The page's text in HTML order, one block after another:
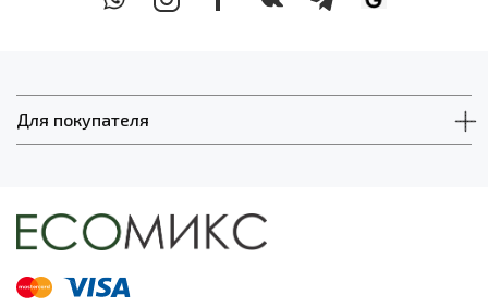
Для покупателя